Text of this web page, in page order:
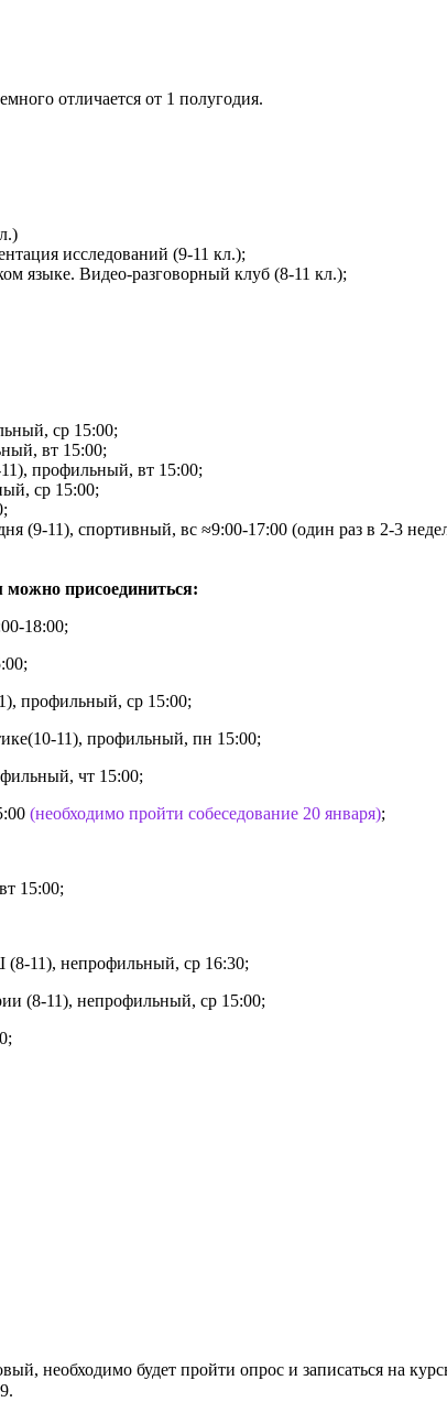
отличается от 1 полугодия.
исследований (9-11 кл.);
языке. Видео-разговорный клуб (8-11 кл.);
ср 15:00;
вт 15:00;
профильный, вт 15:00;
ср 15:00;
11), спортивный, вс ≈9:00-17:00 (один раз в 2-3
присоединиться:
18:00;
профильный, ср 15:00;
11), профильный, пн 15:00;
чт 15:00;
(необходимо пройти собеседование 20 января);
15:00;
11), непрофильный, ср 16:30;
(8-11), непрофильный, ср 15:00;
необходимо будет пройти опрос и записаться на